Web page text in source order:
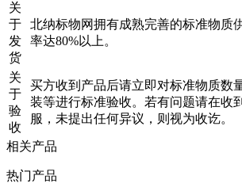
关
于
发
货
北纳标物网拥有成熟完善的标准物质
率达80%以上。
关
于
验
收
买方收到产品后请立即对标准物质数
装等进行标准验收。若有问题请在收
服，未提出任何异议，则视为收讫。
相关产品
热门产品